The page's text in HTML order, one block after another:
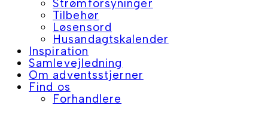
Strømforsyninger
Tilbehør
Løsensord
Husandagtskalender
Inspiration
Samlevejledning
Om adventsstjerner
Find os
Forhandlere